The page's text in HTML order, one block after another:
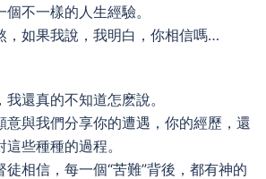
個不一樣的人生經驗。
，如果我說，我明白，你相信嗎…
我還真的不知道怎麽說。
意與我們分享你的遭遇，你的經歷，還
這些種種的過程。
徒相信，每一個“苦難”背後，都有神的